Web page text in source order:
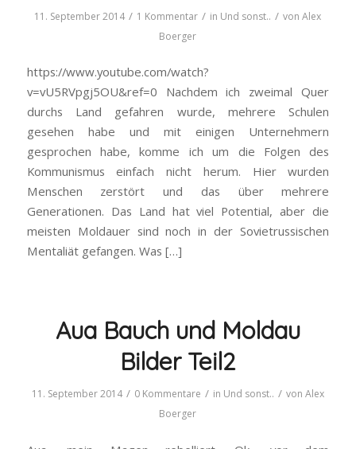
11. September 2014 / 1 Kommentar / in Und sonst.. / vonAlex
Boerger
https://www.youtube.com/watch?
v=vU5RVpgj5OU&ref=0 Nachdem ich zweimal Quer
durchs Land gefahren wurde, mehrere Schulen
gesehen habe und mit einigen Unternehmern
gesprochen habe, komme ich um die Folgen des
Kommunismus einfach nicht herum. Hier wurden
Menschen zerstört und das über mehrere
Generationen. Das Land hat viel Potential, aber die
meisten Moldauer sind noch in der Sovietrussischen
Mentaliät gefangen. Was […]
Aua Bauch und Moldau
Bilder Teil2
11. September 2014 / 0 Kommentare / in Und sonst.. / von Alex
Boerger